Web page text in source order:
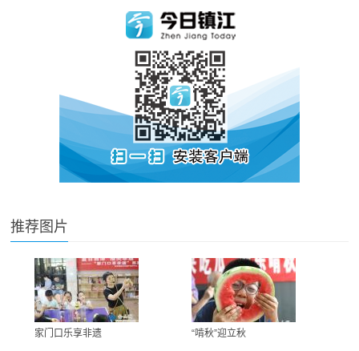
推荐图片
家门口乐享非遗 “啃秋”迎立秋